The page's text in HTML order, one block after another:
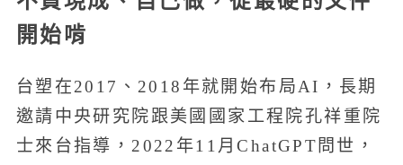
開始啃
台塑在2017、2018年就開始布局AI，長期
邀請中央研究院跟美國國家工程院孔祥重院
士來台指導，2022年11月ChatGPT問世，